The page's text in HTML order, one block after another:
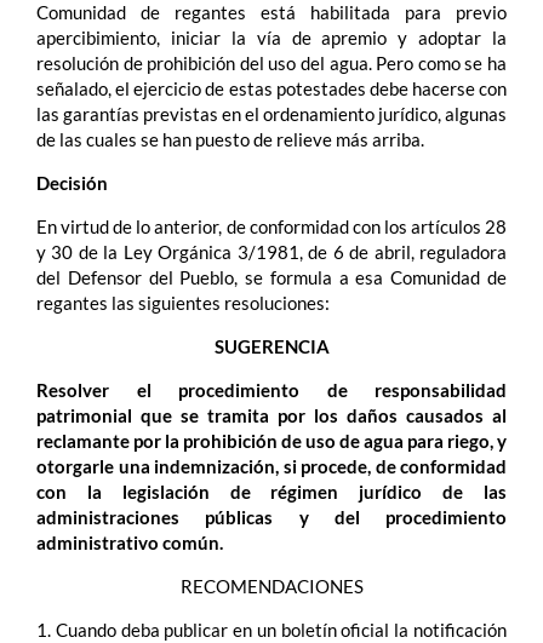
Comunidad de regantes está habilitada para previo
apercibimiento, iniciar la vía de apremio y adoptar la
resolución de prohibición del uso del agua. Pero como se ha
señalado, el ejercicio de estas potestades debe hacerse con
las garantías previstas en el ordenamiento jurídico, algunas
de las cuales se han puesto de relieve más arriba.
Decisión
En virtud de lo anterior, de conformidad con los artículos 28
y 30 de la Ley Orgánica 3/1981, de 6 de abril, reguladora
del Defensor del Pueblo, se formula a esa Comunidad de
regantes las siguientes resoluciones:
SUGERENCIA
Resolver el procedimiento de responsabilidad
patrimonial que se tramita por los daños causados al
reclamante por la prohibición de uso de agua para riego, y
otorgarle una indemnización, si procede, de conformidad
con la legislación de régimen jurídico de las
administraciones públicas y del procedimiento
administrativo común.
RECOMENDACIONES
1. Cuando deba publicar en un boletín oficial la notificación